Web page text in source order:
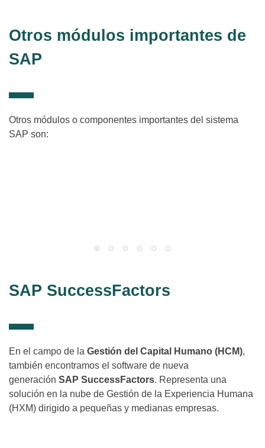
Otros módulos importantes de
SAP
Otros módulos o componentes importantes del sistema
SAP son:
SAP SuccessFactors
En el campo de la Gestión del Capital Humano (HCM),
también encontramos el software de nueva
generación SAP SuccessFactors. Representa una
solución en la nube de Gestión de la Experiencia Humana
(HXM) dirigido a pequeñas y medianas empresas.